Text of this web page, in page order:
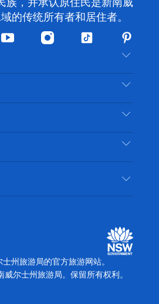
族，并承认原住民是新南威
的传统所有者和居住者。
YouTubeInstagram
抖
体中心
州旅游局的官方旅游网站。
威尔士州旅游局。保留所有权利。